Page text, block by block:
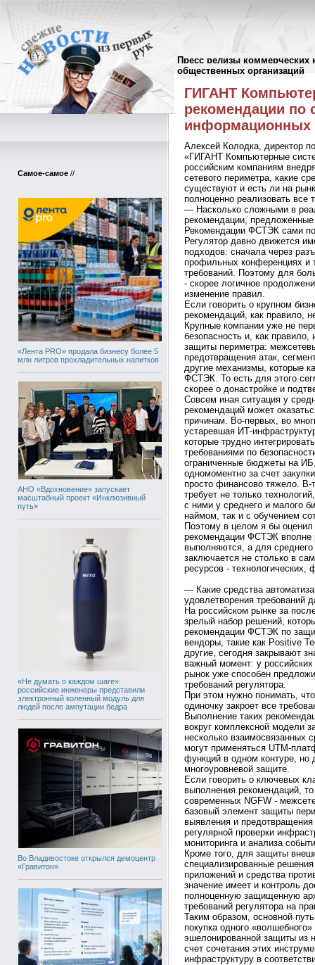
Пресс релизы коммерческих
общественных организаций
Самое-самое //
«Лента PRO» продала бизнесу более 5
млн литров прохладительных напитков
АНО «Вдохновение» запускает
масштабный проект «Инклюзивный
путь»
«Не думать о каждом шаге»:
российские инженеры представили
электронный коленный модуль для
людей после ампутации бедра
Во Владивостоке открылся демоцентр
«Гравитон»
Пресс-релизы//
ГИГАНТ
рекомендации по
информационных
Алексей Колодка, директор
«ГИГАНТ Компьютерные
российским компаниям
сетевого периметра, какие
существуют и есть ли на
полноценно реализовать все
— Насколько сложными в
рекомендации,
Рекомендации ФСТЭК сами
Регулятор давно движется
подходов: сначала через
профильных конференциях и
требований. Поэтому для
- скорее логичное
изменение правил.
Если говорить о крупном
рекомендаций, как правило,
Крупные компании уже не
безопасность и, как
защиты периметра:
предотвращения атак,
другие механизмы, которые
ФСТЭК. То есть для этого
скорее о донастройке и
Совсем иная ситуация у
рекомендаций может
причинам. Во-первых, во
устаревшая ИТ-
которые трудно
требованиями по
ограниченные бюджеты на
одномоментно за счет
просто финансово тяжело. В-
требует не только
с ними у среднего и малого
наймом, так и с обучением
Поэтому в целом я бы оценил
рекомендации ФСТЭК вполне
выполняются, а для
заключается не столько в
ресурсов - технологических,
— Какие средства
удовлетворения требований
На российском рынке за
зрелый набор решений,
рекомендации ФСТЭК по
вендоры, такие как Positive
другие, сегодня закрывают
важный момент: у
рынок уже способен
требований регулятора.
При этом нужно понимать,
одиночку закроет все
Выполнение таких
вокруг комплексной модели
несколько взаимосвязанных
могут применяться UTM-
функций в одном контуре, но
многоуровневой защите.
Если говорить о ключевых
выполнения рекомендаций,
современных NGFW -
базовый элемент защиты
выявления и
регулярной проверки
мониторинга и анализа
Кроме того, для защиты
специализированные
приложений и средства
значение имеет и контроль
полноценную защищенную
требований регулятора на
Таким образом, основной
покупка одного
эшелонированной защиты из
счет сочетания этих
инфраструктуру в